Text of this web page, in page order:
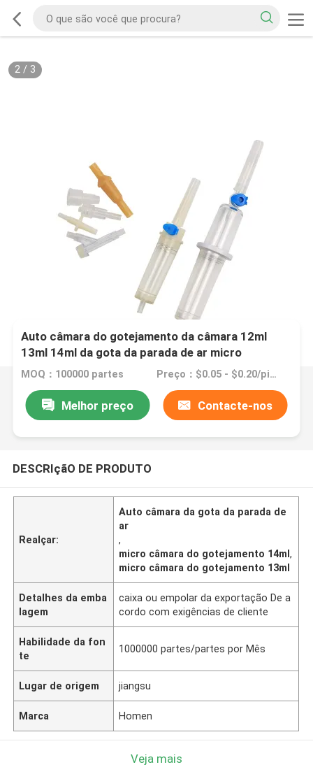
2/ 3
Auto câmara do gotejamento da câmara 12ml
13ml 14ml da gota da parada de ar micro
MOQ：100000 partes Preço：$0.05 - $0.20/pieces
Melhor preço Contacte-nos
DESCRIçãO DE PRODUTO
Realçar:
Auto câmara da gota da parada de
ar
,
micro câmara do gotejamento 14ml,
micro câmara do gotejamento 13ml
Detalhes da emba
lagem
caixa ou empolar da exportação De a
cordo com exigências de cliente
Habilidade da fon
te
1000000 partes/partes por Mês
Lugar de origem jiangsu
Marca Homen
Veja mais